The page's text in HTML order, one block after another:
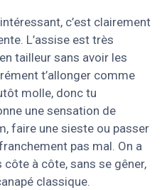
c’est clairement
L’assise est très
tailleur sans avoir les
t’allonger comme
molle, donc tu
une sensation de
faire une sieste ou passer
pas mal. On a
à côte, sans se gêner,
classique.